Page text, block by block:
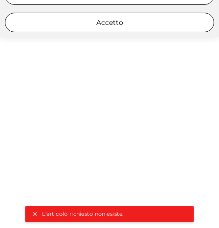
L'articolo richiesto non esiste.
Accetto